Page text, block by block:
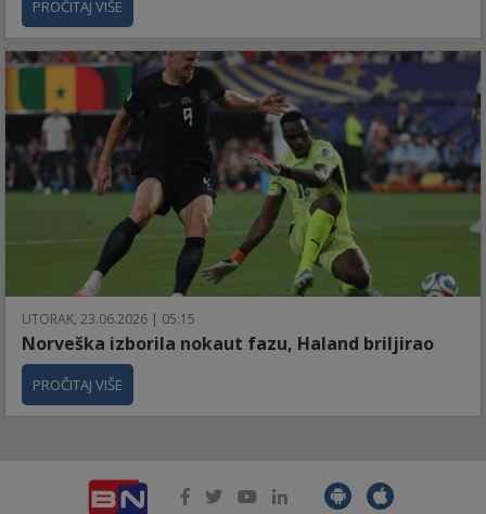
PROČITAJ VIŠE
UTORAK, 23.06.2026 | 05:15
Norveška izborila nokaut fazu, Haland briljirao
PROČITAJ VIŠE